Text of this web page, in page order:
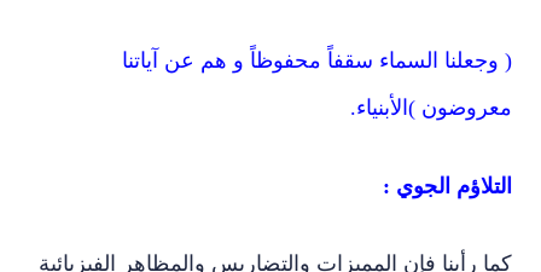
( وجعلنا السماء سقفاً محفوظاً و هم عن آياتنا
معروضون )الأبنياء.
التلاؤم الجوي :
كما رأينا فإن المميزات والتضاريس والمظاهر الفيزيائية